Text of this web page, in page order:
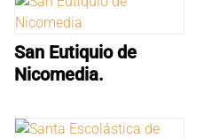
San Eutiquio de
Nicomedia.